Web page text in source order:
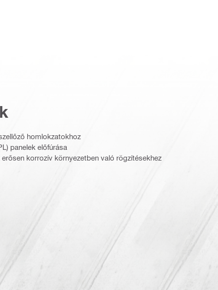
homlokzatokhoz
panelek előfúrása
erősen korrozív környezetben való rögzítésekhez